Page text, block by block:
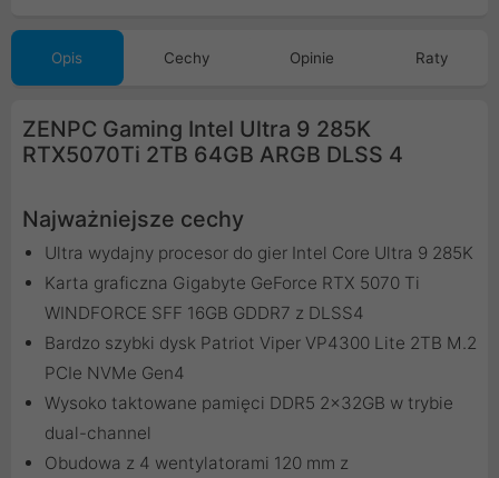
Opis Cechy Opinie Raty
ZENPC Gaming Intel Ultra 9 285K
RTX5070Ti 2TB 64GB ARGB DLSS 4
Najważniejsze cechy
Ultra wydajny procesor do gier Intel Core Ultra 9 285K
Karta graficzna Gigabyte GeForce RTX 5070 Ti
WINDFORCE SFF 16GB GDDR7 z DLSS4
Bardzo szybki dysk Patriot Viper VP4300 Lite 2TB M.2
PCIe NVMe Gen4
Wysoko taktowane pamięci DDR5 2x32GB w trybie
dual-channel
Obudowa z 4 wentylatorami 120 mm z